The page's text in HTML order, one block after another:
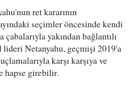
ret kararının
seçimler öncesinde kendi
yakından bağlantılı
Netanyahu, geçmişi 2019'a
karşı karşıya ve
hapse girebilir.